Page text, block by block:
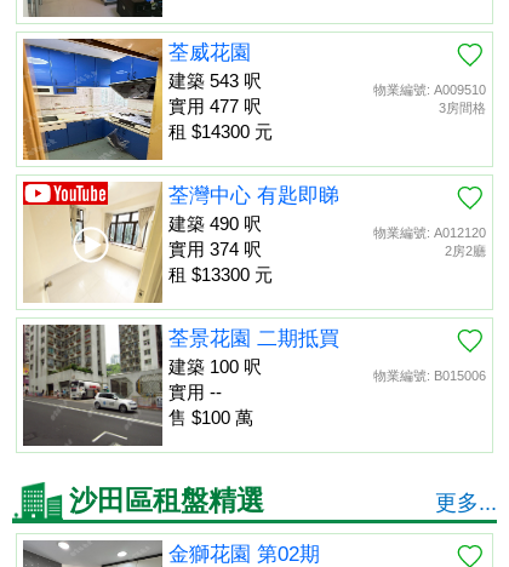
物業編號: A009510
3房間格
荃威花園
建築 543 呎
實用 477 呎
租 $14300 元
物業編號: A012120
2房2廳
荃灣中心 有匙即睇
建築 490 呎
實用 374 呎
租 $13300 元
物業編號: B015006
荃景花園 二期抵買
建築 100 呎
實用 --
售 $100 萬
沙田區租盤精選 更多...
金獅花園 第02期